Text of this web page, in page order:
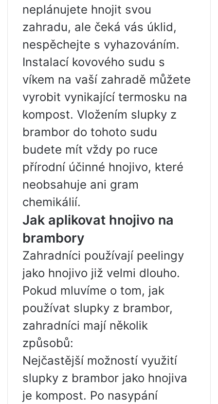
neplánujete hnojit svou
zahradu, ale čeká vás úklid,
nespěchejte s vyhazováním.
Instalací kovového sudu s
víkem na vaší zahradě můžete
vyrobit vynikající termosku na
kompost. Vložením slupky z
brambor do tohoto sudu
budete mít vždy po ruce
přírodní účinné hnojivo, které
neobsahuje ani gram
chemikálií.
Jak aplikovat hnojivo na
brambory
Zahradníci používají peelingy
jako hnojivo již velmi dlouho.
Pokud mluvíme o tom, jak
používat slupky z brambor,
zahradníci mají několik
způsobů:
Nejčastější možností využití
slupky z brambor jako hnojiva
je kompost. Po nasypání